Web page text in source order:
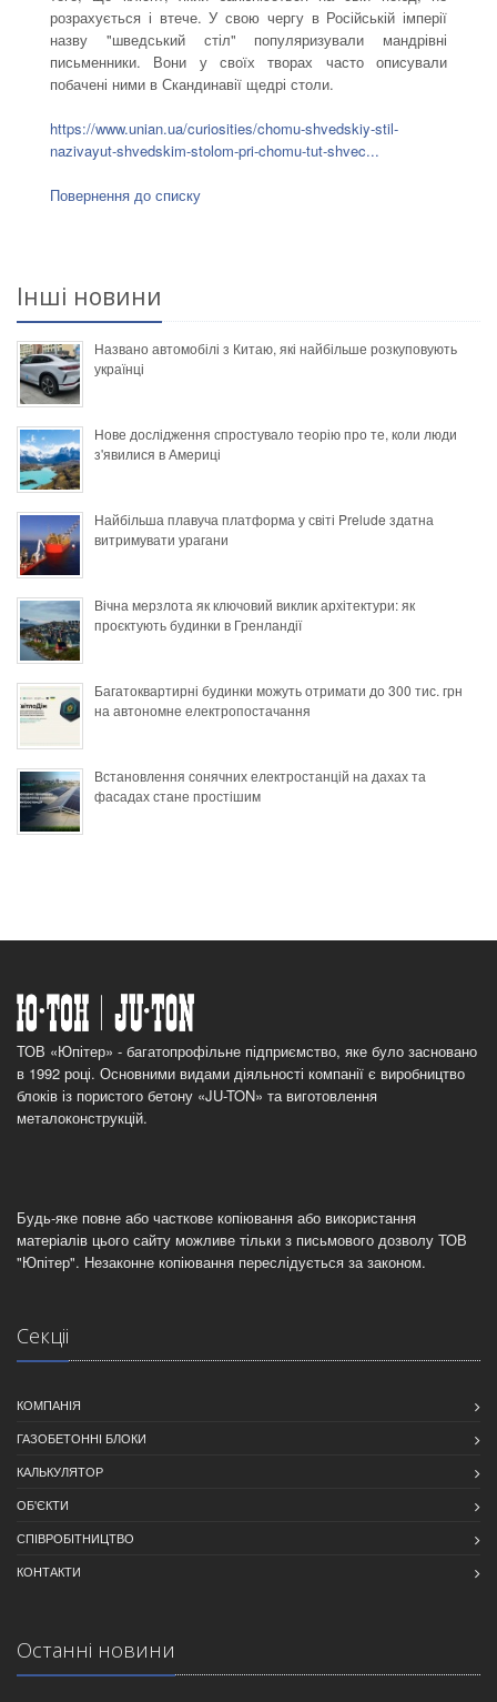
розрахується і втече. У свою чергу в Російській імперії
назву "шведський стіл" популяризували мандрівні
письменники. Вони у своїх творах часто описували
побачені ними в Скандинавії щедрі столи.
https://www.unian.ua/curiosities/chomu-shvedskiy-stil-
nazivayut-shvedskim-stolom-pri-chomu-tut-shvec...
Повернення до списку
Інші новини
Названо автомобілі з Китаю, які найбільше розкуповують
українці
Нове дослідження спростувало теорію про те, коли люди
з'явилися в Америці
Найбільша плавуча платформа у світі Prelude здатна
витримувати урагани
Вічна мерзлота як ключовий виклик архітектури: як
проєктують будинки в Гренландії
Багатоквартирні будинки можуть отримати до 300 тис. грн
на автономне електропостачання
Встановлення сонячних електростанцій на дахах та
фасадах стане простішим
ТОВ «Юпітер» - багатопрофільне підприємство, яке було засновано
в 1992 році. Основними видами діяльності компанії є виробництво
блоків із пористого бетону «JU-TON» та виготовлення
металоконструкцій.
Будь-яке повне або часткове копіювання або використання
матеріалів цього сайту можливе тільки з письмового дозволу ТОВ
"Юпітер". Незаконне копіювання переслідується за законом.
Секцii
КОМПАНIЯ
ГАЗОБЕТОННІ БЛОКИ
КАЛЬКУЛЯТОР
ОБ'ЄКТИ
СПІВРОБІТНИЦТВО
КОНТАКТИ
Останнi новини